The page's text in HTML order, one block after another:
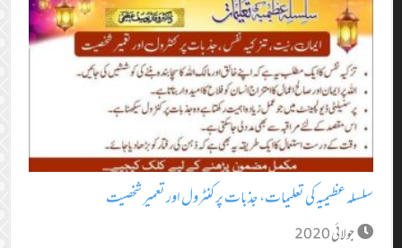
سلسلہ عظیمیہ کی تعلیمات، جذبات پر کنٹرول اور تعمیر شخصیت
جولائی 2020